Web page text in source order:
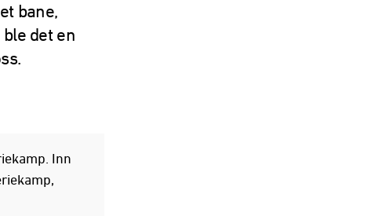
bane,
det en
Inn